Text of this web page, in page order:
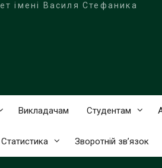
імені Василя Стефаника
Викладачам Студентам
Статистика Зворотній зв’язок